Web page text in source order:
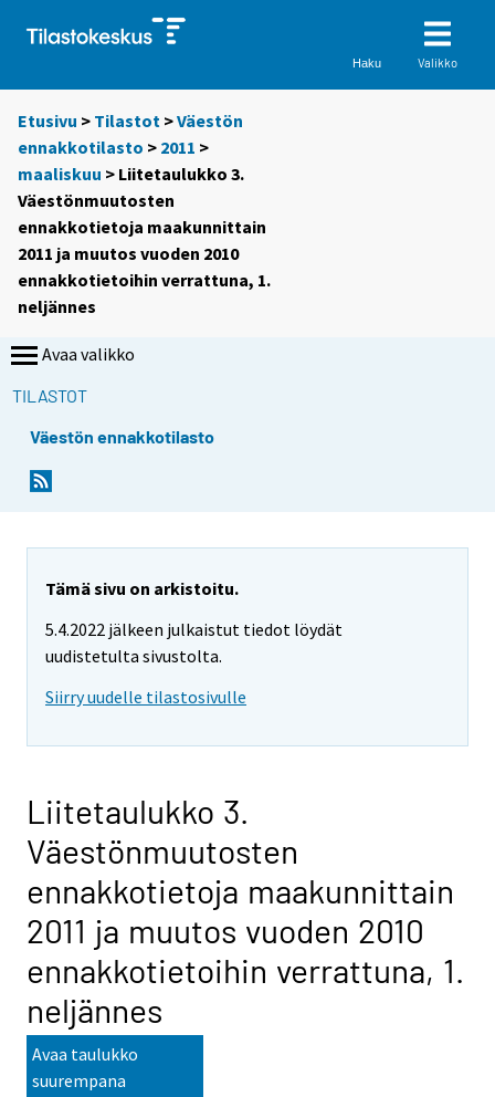
Haku Valikko
Etusivu > Tilastot >Väestön
ennakkotilasto > 2011 >
maaliskuu > Liitetaulukko 3.
Väestönmuutosten
ennakkotietoja maakunnittain
2011 ja muutos vuoden 2010
ennakkotietoihin verrattuna, 1.
neljännes
Avaa valikko
TILASTOT
Väestön ennakkotilasto
Tämä sivu on arkistoitu.
5.4.2022 jälkeen julkaistut tiedot löydät
uudistetulta sivustolta.
Siirry uudelle tilastosivulle
Liitetaulukko 3.
Väestönmuutosten
ennakkotietoja maakunnittain
2011 ja muutos vuoden 2010
ennakkotietoihin verrattuna, 1.
neljännes
Avaa taulukko
suurempana